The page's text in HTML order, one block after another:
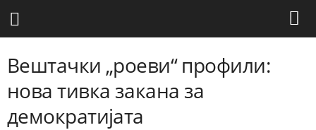
Вештачки „роеви“ профили:
нова тивка закана за
демократијата